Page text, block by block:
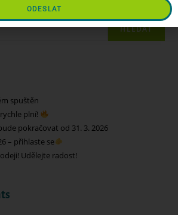
HLEDAT
spuštěn
plní!
pokračovat od 31. 3. 2026
– přihlaste se
Udělejte radost!
ODESLAT